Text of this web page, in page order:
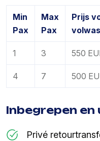
Min
Pax
Max
Pax
Prijs
1 3 550
4 7 500
Inbegrepen
Privé